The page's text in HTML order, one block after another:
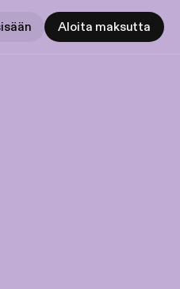
Aloita maksutta